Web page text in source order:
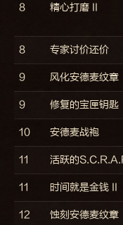
8 精心打磨 II
8 专家讨价还价
9 风化安德麦纹章
9 修复的宝匣钥匙
10 安德麦战袍
11 活跃的
11 时间就是金钱 II
12 蚀刻安德麦纹章